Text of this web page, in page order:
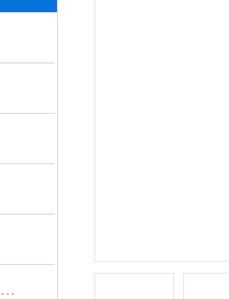
告别环评烦恼，迈思赫净化器助您轻松达标